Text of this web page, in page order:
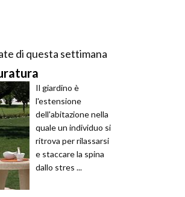
di questa settimana
Il giardino è
l'estensione
dell'abitazione nella
quale un individuo si
ritrova per rilassarsi
e staccare la spina
dallo stres ...